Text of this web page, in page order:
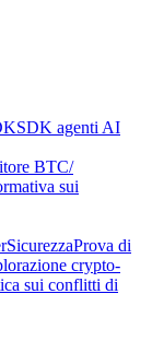
SDK agenti AI
BTC/
sui
SicurezzaProva di
crypto-
sui conflitti di